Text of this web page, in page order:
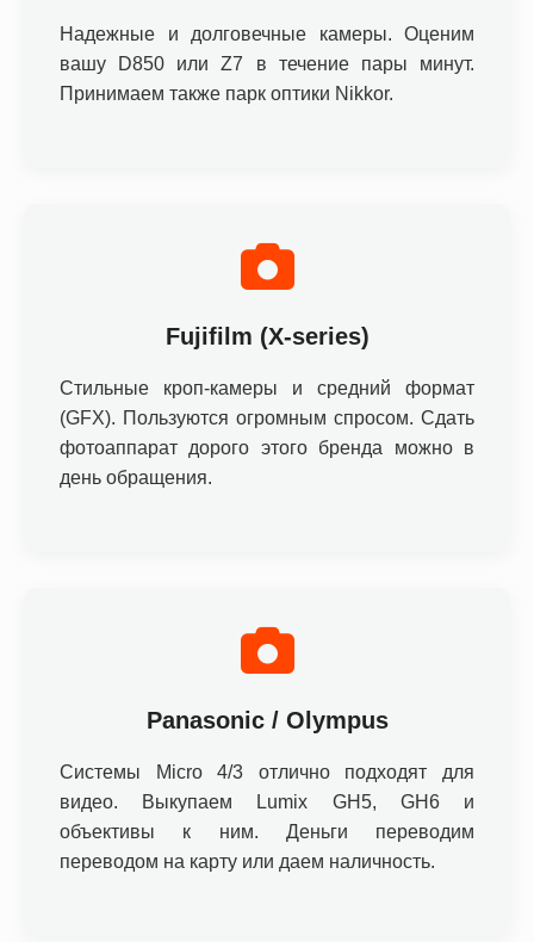
Надежные и долговечные камеры. Оценим
вашу D850 или Z7 в течение пары минут.
Принимаем также парк оптики Nikkor.
Fujifilm (X-series)
Стильные кроп-камеры и средний формат
(GFX). Пользуются огромным спросом. Сдать
фотоаппарат дорого этого бренда можно в
день обращения.
Panasonic / Olympus
Системы Micro 4/3 отлично подходят для
видео. Выкупаем Lumix GH5, GH6 и
объективы к ним. Деньги переводим
переводом на карту или даем наличность.